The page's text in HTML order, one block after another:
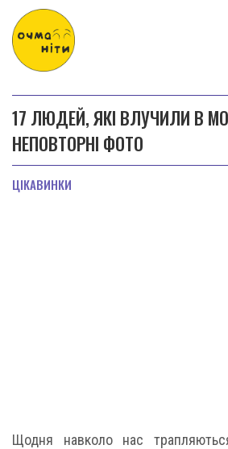
17 ЛЮДЕЙ, ЯКІ ВЛУЧИЛИ В
НЕПОВТОРНІ ФОТО
ЦІКАВИНКИ
Щодня навколо нас